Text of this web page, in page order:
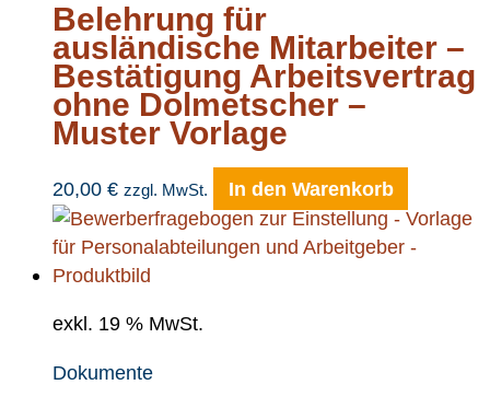
Belehrung für
ausländische Mitarbeiter –
Bestätigung Arbeitsvertrag
ohne Dolmetscher –
Muster Vorlage
20,00 € zzgl. MwSt. In den Warenkorb
exkl. 19 % MwSt.
Dokumente